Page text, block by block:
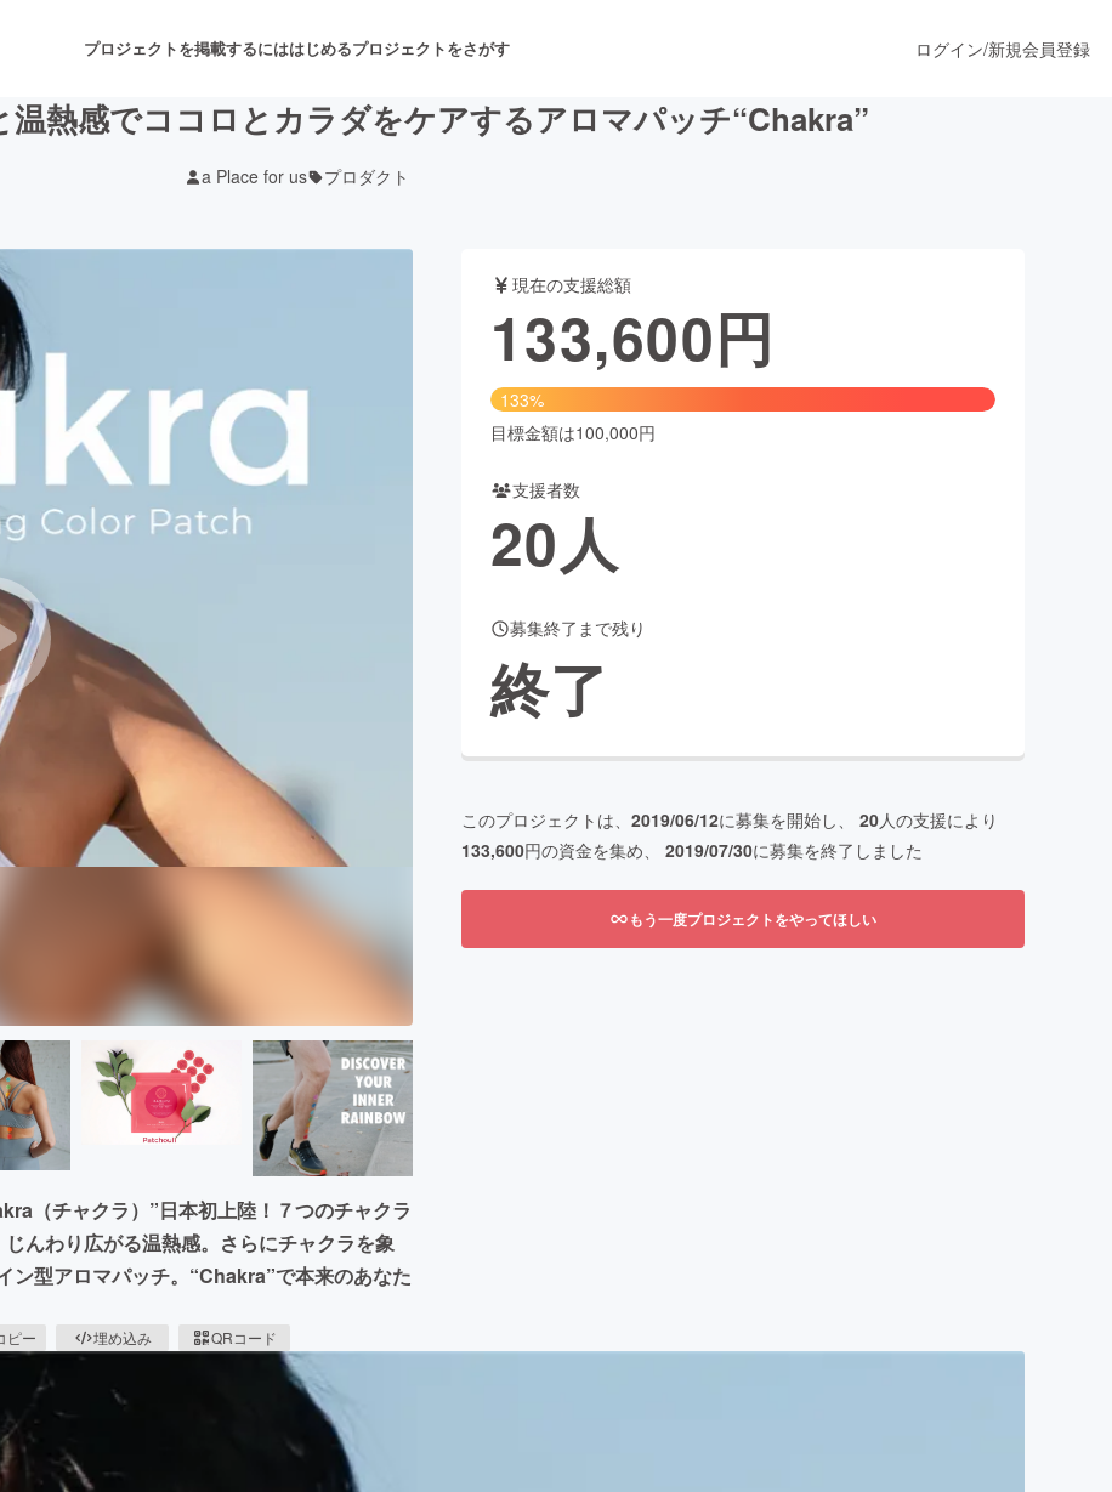
プロジェクトを掲載するにははじめるプロジェクトをさがす
舞台・パフォーマンス
ファッション
書籍・雑誌出版
ビューティー・ヘルスケア
CAMPFIRE for Social Good
CAMPFIREふるさと納税
ログイン/新規会員登録
温熱感でココロとカラダをケアするアロマパッチ“Chakra”
a Place for us プロダクト
（チャクラ）”日本初上陸！７つのチャクラ
んわり広がる温熱感。さらにチャクラを象
ン型アロマパッチ。“Chakra”で本来のあなた
ピー 埋め込み QRコード
現在の支援総額
133,600円
133%
目標金額は100,000円
支援者数
20人
募集終了まで残り
終了
このプロジェクトは、 2019/06/12に募集を開始し、 20人の支援により
133,600円の資金を集め、 2019/07/30に募集を終了しました
もう一度プロジェクトをやってほしい